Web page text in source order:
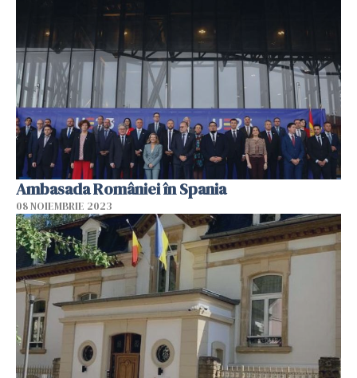
Ambasada României în Spania
08 NOIEMBRIE 2023